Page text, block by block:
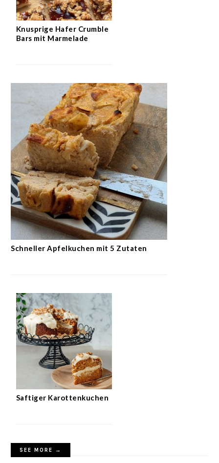
Knusprige Hafer Crumble
Bars mit Marmelade
Schneller Apfelkuchen mit 5 Zutaten
Saftiger Karottenkuchen
SEE MORE →